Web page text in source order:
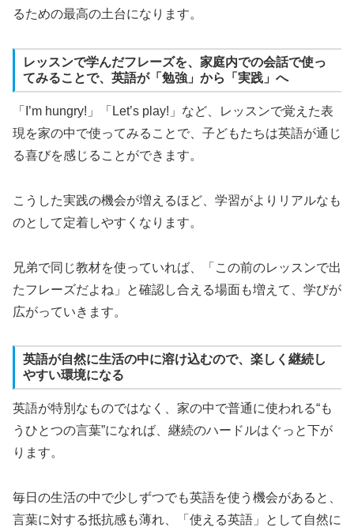
るための最高の土台になります。
レッスンで学んだフレーズを、家庭内での会話で使っ
てみることで、英語が「勉強」から「実践」へ
「I’m hungry!」「Let’s play!」など、レッスンで覚えた表
現を家の中で使ってみることで、子どもたちは英語が通じ
る喜びを感じることができます。
こうした実践の機会が増えるほど、学習がよりリアルなも
のとして定着しやすくなります。
兄弟で同じ教材を使っていれば、「この前のレッスンで出
たフレーズだよね」と確認し合える場面も増えて、学びが
広がっていきます。
英語が自然に生活の中に溶け込むので、楽しく継続し
やすい環境になる
英語が特別なものではなく、家の中で普通に使われる“も
うひとつの言葉”になれば、継続のハードルはぐっと下が
ります。
毎日の生活の中で少しずつでも英語を使う機会があると、
言葉に対する抵抗感も薄れ、「使える英語」として自然に